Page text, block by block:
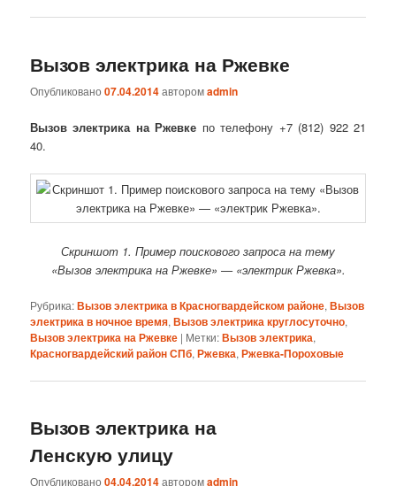
Вызов электрика на Ржевке
Опубликовано07.04.2014авторомadmin
Вызов электрика на Ржевке по телефону +7 (812) 922 21
40.
Скриншот 1. Пример поискового запроса на тему
«Вызов электрика на Ржевке» — «электрик Ржевка».
Рубрика:Вызов электрика в Красногвардейском районе,Вызов
электрика в ночное время,Вызов электрика круглосуточно,
Вызов электрика на Ржевке | Метки:Вызов электрика,
Красногвардейский район СПб,Ржевка,Ржевка-Пороховые
Вызов электрика на
Ленскую улицу
Опубликовано04.04.2014авторомadmin